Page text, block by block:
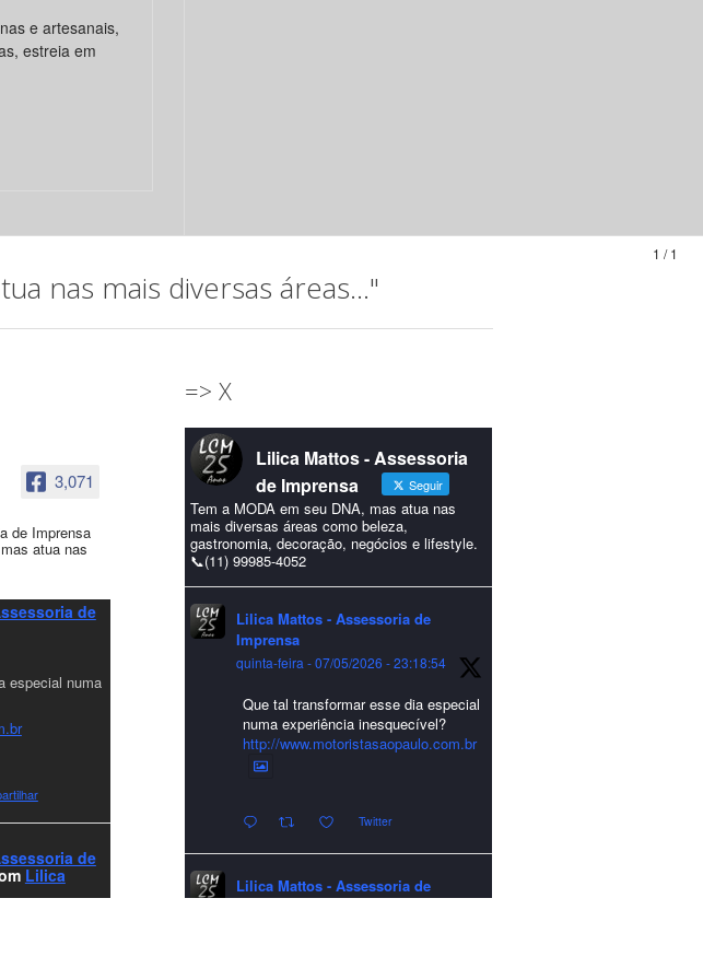
e artesanais,
estreia em
1 / 1
nas mais diversas áreas..."
3,071
de Imprensa
atua nas
de
especial numa
de
Lilica
=> X
Lilica Mattos - Assessoria
de Imprensa
Seguir
Tem a MODA em seu DNA, mas atua nas
mais diversas áreas como beleza,
gastronomia, decoração, negócios e lifestyle.
📞(11) 99985-4052
Lilica Mattos - Assessoria de
Imprensa
quinta-feira - 07/05/2026 - 23:18:54
Que tal transformar esse dia especial
numa experiência inesquecível?
http://www.motoristasaopaulo.com.br
Twitter
Lilica Mattos - Assessoria de